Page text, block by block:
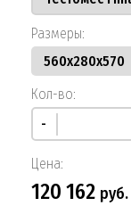
Размеры:
Кол-во:
-
Цена:
120 162 руб.